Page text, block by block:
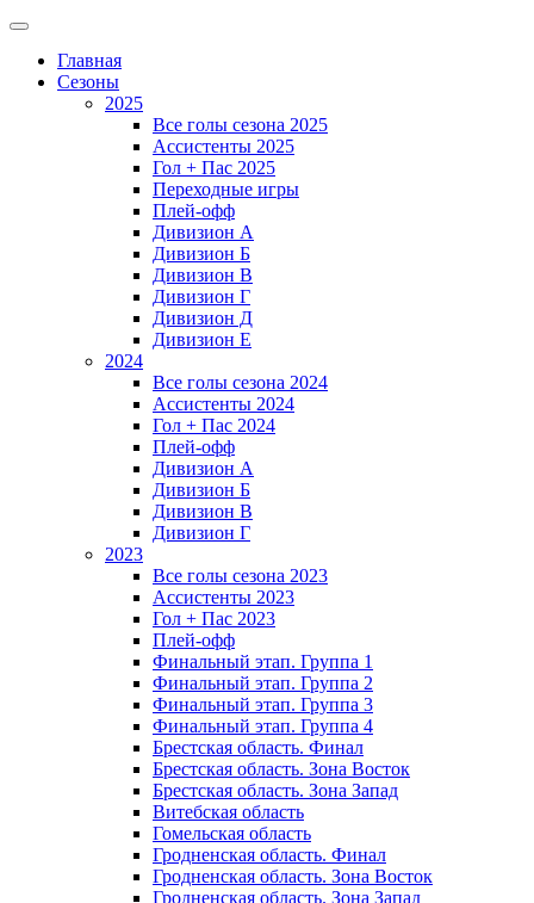
Главная
Сезоны
2025
Все голы сезона 2025
Ассистенты 2025
Гол + Пас 2025
Переходные игры
Плей-офф
Дивизион A
Дивизион Б
Дивизион В
Дивизион Г
Дивизион Д
Дивизион Е
2024
Все голы сезона 2024
Ассистенты 2024
Гол + Пас 2024
Плей-офф
Дивизион A
Дивизион Б
Дивизион В
Дивизион Г
2023
Все голы сезона 2023
Ассистенты 2023
Гол + Пас 2023
Плей-офф
Финальный этап. Группа 1
Финальный этап. Группа 2
Финальный этап. Группа 3
Финальный этап. Группа 4
Брестская область. Финал
Брестская область. Зона Восток
Брестская область. Зона Запад
Витебская область
Гомельская область
Гродненская область. Финал
Гродненская область. Зона Восток
Гродненская область. Зона Запад